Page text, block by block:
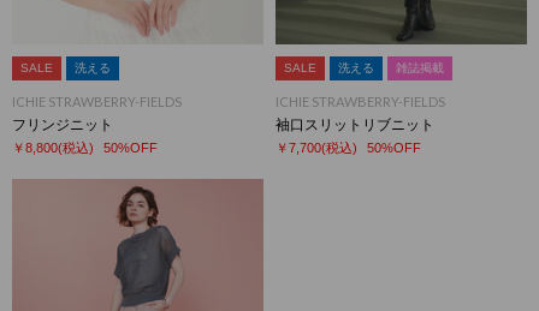
SALE 洗える
ICHIE STRAWBERRY-FIELDS
フリンジニット
￥8,800(税込) 50%OFF
SALE 洗える 雑誌掲載
ICHIE STRAWBERRY-FIELDS
袖口スリットリブニット
￥7,700(税込) 50%OFF